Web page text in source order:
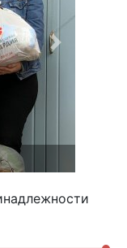
Next